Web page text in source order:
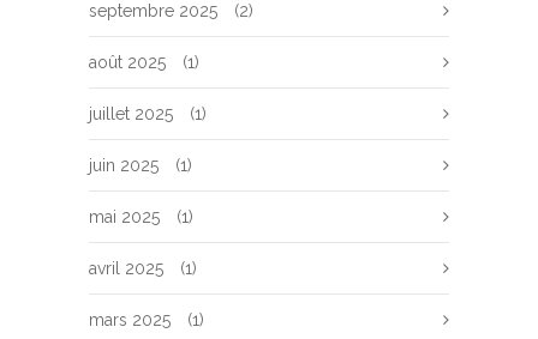
septembre 2025 (2)
août 2025 (1)
juillet 2025 (1)
juin 2025 (1)
mai 2025 (1)
avril 2025 (1)
mars 2025 (1)